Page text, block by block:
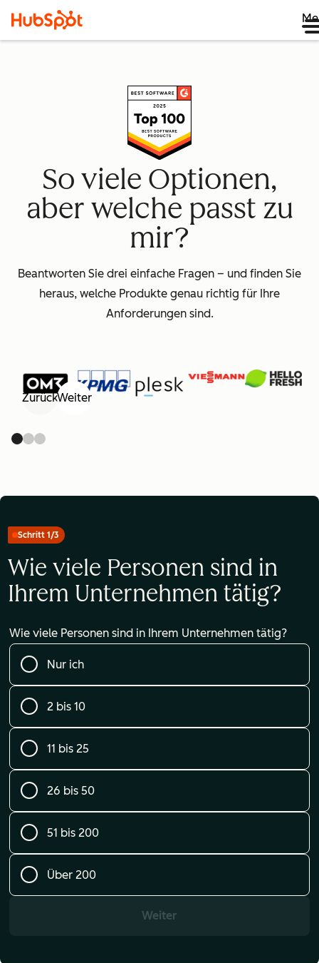
So viele Optionen,
aber welche passt zu
mir?
Beantworten Sie drei einfache Fragen – und finden Sie
heraus, welche Produkte genau richtig für Ihre
Anforderungen sind.
ZurückWeiter
Schritt 1/3
Wie viele Personen sind in
Ihrem Unternehmen tätig?
Wie viele Personen sind in Ihrem Unternehmen tätig?
Nur ich
2 bis 10
11 bis 25
26 bis 50
51 bis 200
Über 200
Weiter